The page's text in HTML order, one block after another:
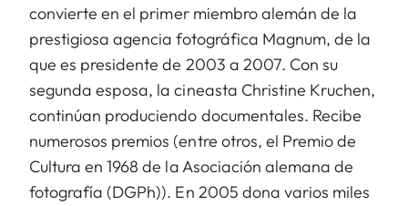
convierte en el primer miembro alemán de la
prestigiosa agencia fotográfica Magnum, de la
que es presidente de 2003 a 2007. Con su
segunda esposa, la cineasta Christine Kruchen,
continúan produciendo documentales. Recibe
numerosos premios (entre otros, el Premio de
Cultura en 1968 de la Asociación alemana de
fotografía (DGPh)). En 2005 dona varios miles